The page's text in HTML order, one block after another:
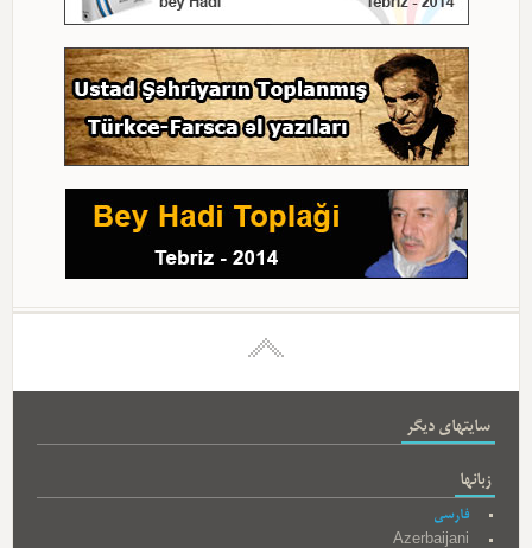
سایتهای دیگر
زبانها
فارسی
Azerbaijani